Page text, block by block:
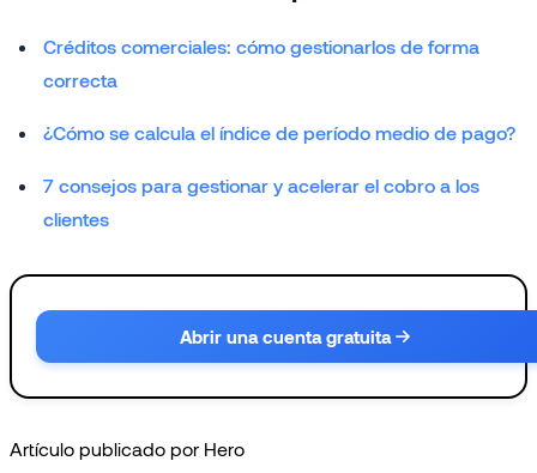
Créditos comerciales: cómo gestionarlos de forma
correcta
¿Cómo se calcula el índice de período medio de pago?
7 consejos para gestionar y acelerar el cobro a los
clientes
Abrir una cuenta gratuita
Artículo publicado por Hero